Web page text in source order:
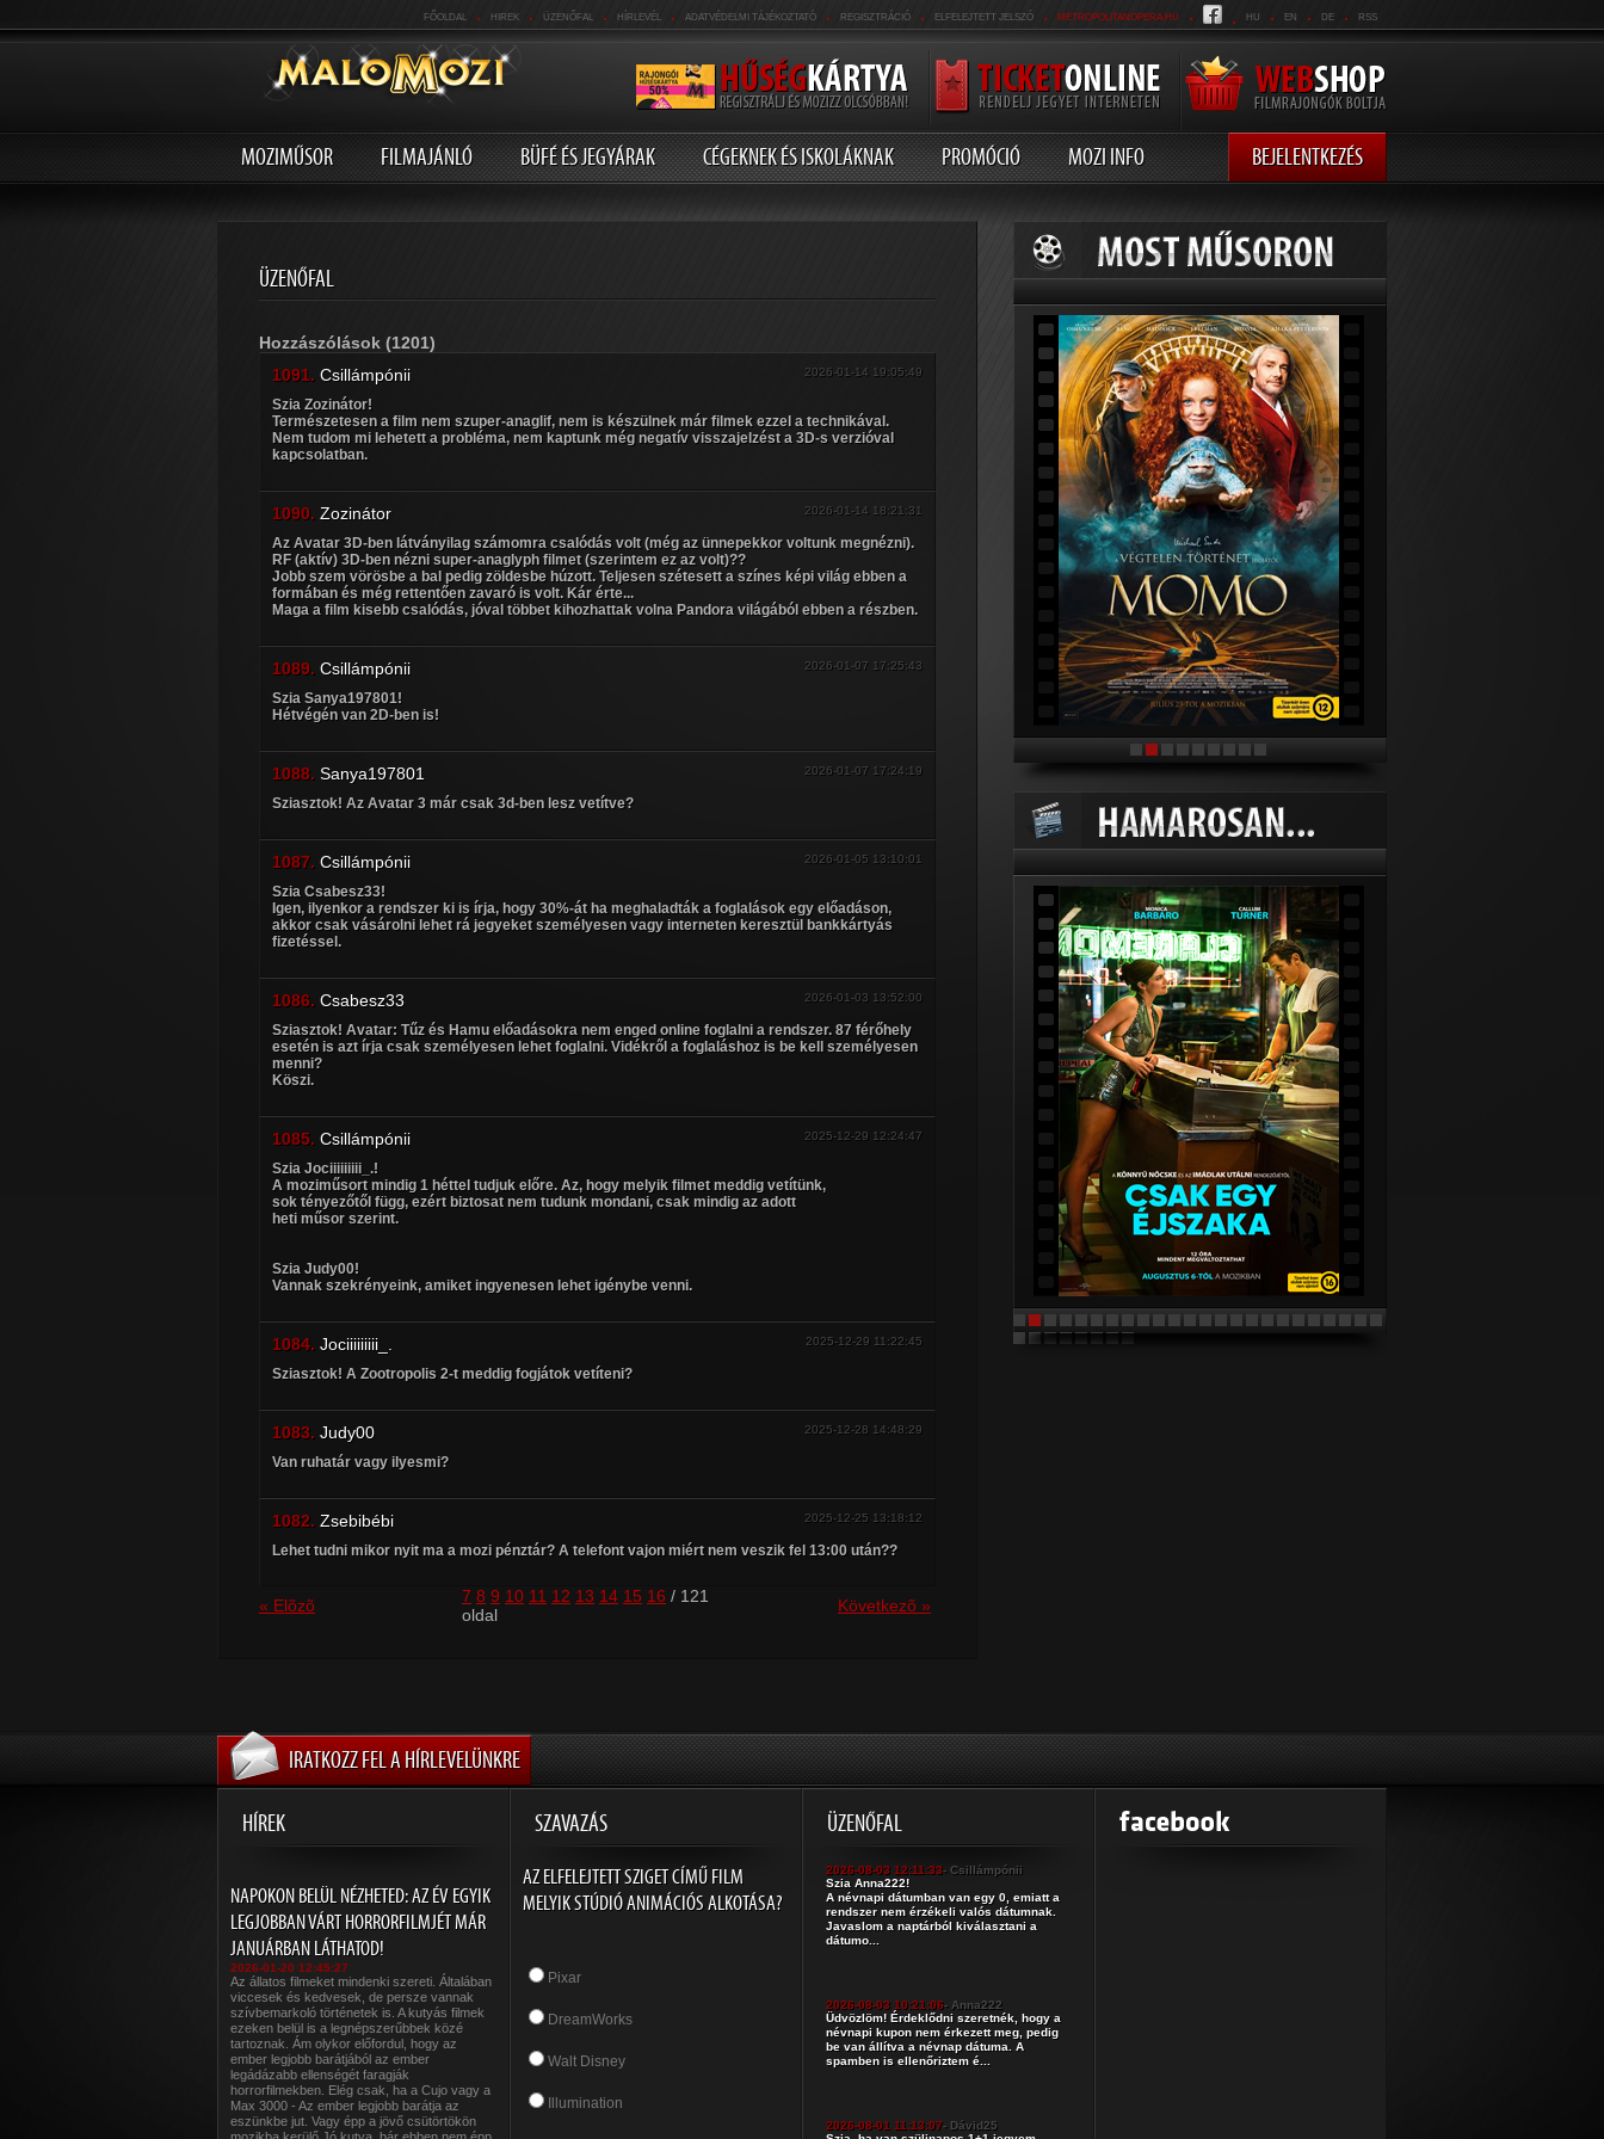
FŐOLDAL . HIREK . ÜZENŐFAL . HÍRLEVÉL . ADATVÉDELMI TÁJÉKOZTATÓ . REGISZTRÁCIÓ . ELFELEJTETT JELSZÓ . METROPOLITANOPERA.HU . . HU . EN . DE . RSS
MOZIMŰSOR FILMAJÁNLÓ BÜFÉ ÉS JEGYÁRAK CÉGEKNEK ÉS ISKOLÁKNAK PROMÓCIÓ MOZI INFO BEJELENTKEZÉS
ÜZENŐFAL
Hozzászólások (1201)
2026-01-14 19:05:49
1091. Csillámpónii
Szia Zozinátor!
Természetesen a film nem szuper-anaglif, nem is készülnek már filmek ezzel a technikával.
Nem tudom mi lehetett a probléma, nem kaptunk még negatív visszajelzést a 3D-s verzióval
kapcsolatban.
2026-01-14 18:21:31
1090. Zozinátor
Az Avatar 3D-ben látványilag számomra csalódás volt (még az ünnepekkor voltunk megnézni).
RF (aktív) 3D-ben nézni super-anaglyph filmet (szerintem ez az volt)??
Jobb szem vörösbe a bal pedig zöldesbe húzott. Teljesen szétesett a színes képi világ ebben a
formában és még rettentően zavaró is volt. Kár érte...
Maga a film kisebb csalódás, jóval többet kihozhattak volna Pandora világából ebben a részben.
2026-01-07 17:25:43
1089. Csillámpónii
Szia Sanya197801!
Hétvégén van 2D-ben is!
2026-01-07 17:24:19
1088. Sanya197801
Sziasztok! Az Avatar 3 már csak 3d-ben lesz vetítve?
2026-01-05 13:10:01
1087. Csillámpónii
Szia Csabesz33!
Igen, ilyenkor a rendszer ki is írja, hogy 30%-át ha meghaladták a foglalások egy előadáson,
akkor csak vásárolni lehet rá jegyeket személyesen vagy interneten keresztül bankkártyás
fizetéssel.
2026-01-03 13:52:00
1086. Csabesz33
Sziasztok! Avatar: Tűz és Hamu előadásokra nem enged online foglalni a rendszer. 87 férőhely
esetén is azt írja csak személyesen lehet foglalni. Vidékről a foglaláshoz is be kell személyesen
menni?
Köszi.
2025-12-29 12:24:47
1085. Csillámpónii
Szia Jociiiiiiiii_.!
A moziműsort mindig 1 héttel tudjuk előre. Az, hogy melyik filmet meddig vetítünk,
sok tényezőtől függ, ezért biztosat nem tudunk mondani, csak mindig az adott
heti műsor szerint.
Szia Judy00!
Vannak szekrényeink, amiket ingyenesen lehet igénybe venni.
2025-12-29 11:22:45
1084. Jociiiiiiiii_.
Sziasztok! A Zootropolis 2-t meddig fogjátok vetíteni?
2025-12-28 14:48:29
1083. Judy00
Van ruhatár vagy ilyesmi?
2025-12-25 13:18:12
1082. Zsebibébi
Lehet tudni mikor nyit ma a mozi pénztár? A telefont vajon miért nem veszik fel 13:00 után??
« Elõzõ 7 8 9 10 11 12 13 14 15 16 / 121
oldal
Következõ »
IRATKOZZ FEL A HÍRLEVELÜNKRE
HÍREK SZAVAZÁS ÜZENŐFAL
NAPOKON BELÜL NÉZHETED: AZ ÉV EGYIK
LEGJOBBAN VÁRT HORRORFILMJÉT MÁR
JANUÁRBAN LÁTHATOD!
2026-01-20 12:45:27
Az állatos filmeket mindenki szereti. Általában
viccesek és kedvesek, de persze vannak
szívbemarkoló történetek is. A kutyás filmek
ezeken belül is a legnépszerűbbek közé
tartoznak. Ám olykor előfordul, hogy az
ember legjobb barátjából az ember
legádázabb ellenségét faragják
horrorfilmekben. Elég csak, ha a Cujo vagy a
Max 3000 - Az ember legjobb barátja az
eszünkbe jut. Vagy épp a jövő csütörtökön
AZ ELFELEJTETT SZIGET CÍMŰ FILM
MELYIK STÚDIÓ ANIMÁCIÓS ALKOTÁSA?
Pixar
DreamWorks
Walt Disney
Illumination
2026-08-03 12:11:33- Csillámpónii
Szia Anna222!
A névnapi dátumban van egy 0, emiatt a
rendszer nem érzékeli valós dátumnak.
Javaslom a naptárból kiválasztani a
dátumo...
2026-08-03 10:21:06- Anna222
Üdvözlöm! Érdeklődni szeretnék, hogy a
névnapi kupon nem érkezett meg, pedig
be van állítva a névnap dátuma. A
spamben is ellenőriztem é...
2026-08-01 11:13:07- Dávid25